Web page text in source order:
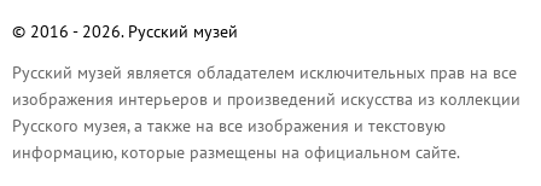
О музее
Генеральный директор
Дирекция
Дворцы и сады
© 2016 - 2026. Русский музей
Русский музей является обладателем исключительных прав на все
изображения интерьеров и произведений искусства из коллекции
Русского музея, а также на все изображения и текстовую
информацию, которые размещены на официальном сайте.